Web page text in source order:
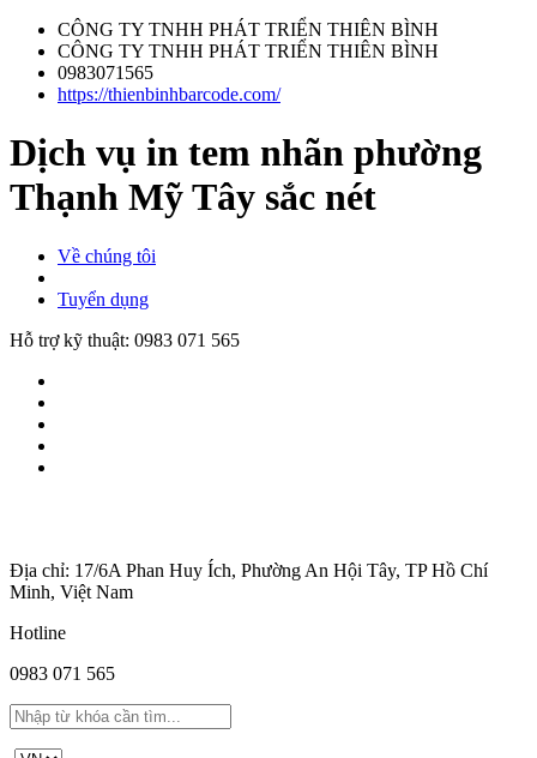
CÔNG TY TNHH PHÁT TRIỂN THIÊN BÌNH
CÔNG TY TNHH PHÁT TRIỂN THIÊN BÌNH
0983071565
https://thienbinhbarcode.com/
Dịch vụ in tem nhãn phường
Thạnh Mỹ Tây sắc nét
Về chúng tôi
Tuyển dụng
Hỗ trợ kỹ thuật: 0983 071 565
Địa chỉ: 17/6A Phan Huy Ích, Phường An Hội Tây, TP Hồ Chí
Minh, Việt Nam
Hotline
0983 071 565